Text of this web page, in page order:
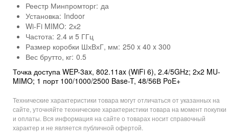
Реестр Минпромторг: да
Установка: Indoor
Wi-Fi MIMO: 2х2
Частота: 2.4 и 5 ГГц
Размер коробки ШхВхГ, мм: 250 x 40 x 300
Вес брутто, кг: 0.5
Точка доступа WEP-3ax, 802.11ax (WiFi 6), 2.4/5GHz; 2х2 MU-
MIMO; 1 порт 100/1000/2500 Base-T, 48/56В PoE+
Технические характеристики товара могут отличаться от указанных на
сайте, уточняйте технические характеристики товара на момент покупки
и оплаты. Вся информация на сайте о товарах носит справочный
характер и не является публичной офертой.